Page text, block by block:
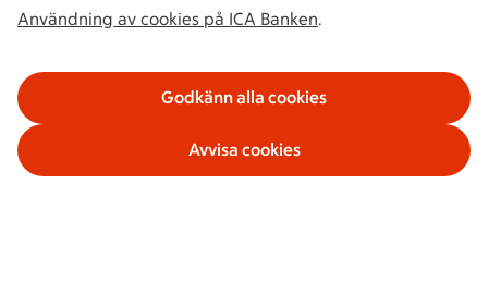
Användning av cookies på ICA Banken.
Godkänn alla cookies
Avvisa cookies